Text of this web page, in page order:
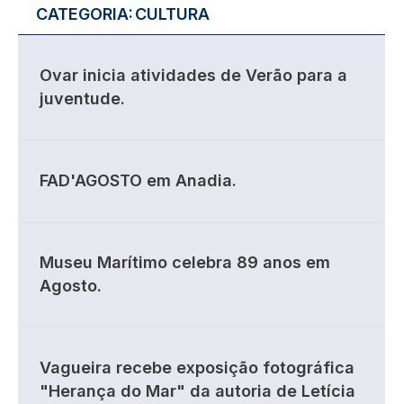
CATEGORIA:CULTURA
Ovar inicia atividades de Verão para a
juventude.
FAD'AGOSTO em Anadia.
Museu Marítimo celebra 89 anos em
Agosto.
Vagueira recebe exposição fotográfica
"Herança do Mar" da autoria de Letícia